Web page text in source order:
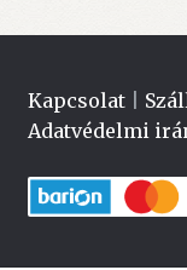
Kapcsolat|
Adatvédelmi